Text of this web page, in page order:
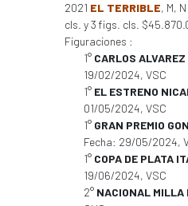
2021 EL TERRIBLE, M,
cls. y 3 figs. cls.
Figuraciones :
1° CARLOS ALVAREZ
19/02/2024, VSC
1° EL ESTRENO
01/05/2024, VSC
1° GRAN PREMIO
Fecha: 29/05/2024,
1° COPA DE PLATA
19/06/2024, VSC
2° NACIONAL MILLA